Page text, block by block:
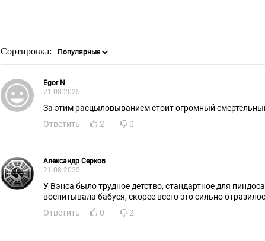
Сортировка:
Egor N
21.08.2025
За этим расцыловыванием стоит огромный
Ответить
2 0
Александр Серков
21.08.2025
У Вэнса было трудное детство, стандартное для пиндоса, мама наркоманка,
воспитывала бабуся, скорее всего это сильно
Ответить
0 2